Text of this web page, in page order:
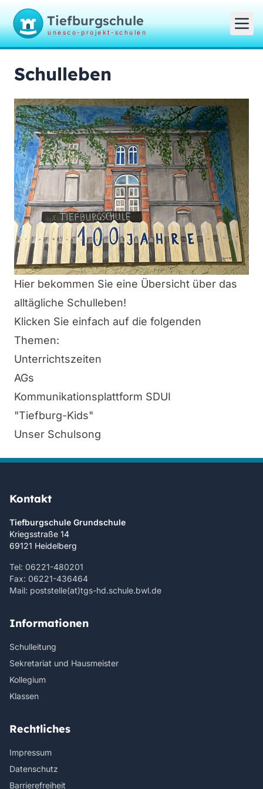
Tiefburgschule
unesco-projekt-schulen
Schulleben
Hier bekommen Sie eine Übersicht über das
alltägliche Schulleben!
Klicken Sie einfach auf die folgenden
Themen:
Unterrichtszeiten
AGs
Kommunikationsplattform SDUI
"Tiefburg-Kids"
Unser Schulsong
Kontakt
Tiefburgschule Grundschule
Kriegsstraße 14
69121 Heidelberg
Tel: 06221-480201
Fax: 06221-436464
Mail: poststelle(at)tgs-hd.schule.bwl.de
Informationen
Schulleitung
Sekretariat und Hausmeister
Kollegium
Klassen
Rechtliches
Impressum
Datenschutz
Barrierefreiheit